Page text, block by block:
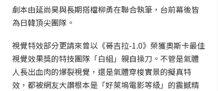
劇本由延尚昊與長期搭檔柳勇在聯合執筆，台前幕後皆
為日韓頂尖團隊。
視覺特效部分更請來曾以《哥吉拉-1.0》榮獲奧斯卡最佳
視覺效果獎的特技團隊「白組」親自操刀。不管是氣體
人長出血肉的爆裂視覺，還是氣體穿梭實景的擬真特
效，都被網友大讚根本是「好萊塢電影等級」的震撼精